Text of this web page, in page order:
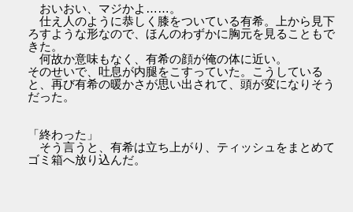
おいおい、マジかよ……。
仕え人のように恭しく膝をついている有希。上から見下
ろすような形なので、ほんのわずかに胸元を見ることもで
きた。
何故か意味もなく、有希の顔が俺の体に近い。
そのせいで、吐息が内腿をこすっていた。こうしている
と、再び有希の暖かさが思い出されて、頭が変になりそう
だった。
「終わった」
そう言うと、有希は立ち上がり、ティッシュをまとめて
ゴミ箱へ放り込んだ。